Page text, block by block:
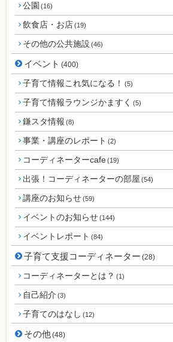
公園 (16)
飲食店・お店(19)
その他の公共施設 (46)
イベント (400)
子育て情報これ気になる！ (5)
子育て情報ラウンジかますく (5)
鎌スタ情報 (8)
事業・講座のレポート (2)
コーディネーターcafe(19)
出張！コーディネーターの部屋 (54)
講座のお知らせ(59)
イベントのお知らせ(144)
イベントレポート (84)
子育て支援コーディネーター (28)
コーディネーターとは？ (1)
自己紹介 (3)
子育てのはなし (12)
その他(48)